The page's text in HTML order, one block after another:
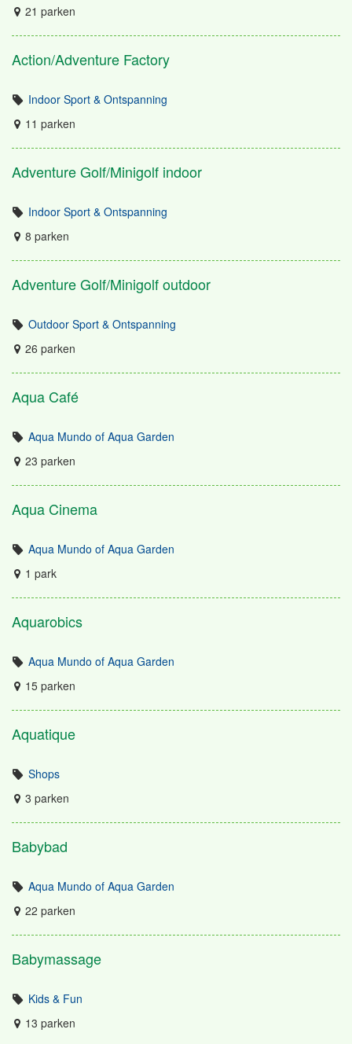
21 parken
Action/Adventure Factory
Indoor Sport & Ontspanning
11 parken
Adventure Golf/Minigolf indoor
Indoor Sport & Ontspanning
8 parken
Adventure Golf/Minigolf outdoor
Outdoor Sport & Ontspanning
26 parken
Aqua Café
Aqua Mundo of Aqua Garden
23 parken
Aqua Cinema
Aqua Mundo of Aqua Garden
1 park
Aquarobics
Aqua Mundo of Aqua Garden
15 parken
Aquatique
Shops
3 parken
Babybad
Aqua Mundo of Aqua Garden
22 parken
Babymassage
Kids & Fun
13 parken